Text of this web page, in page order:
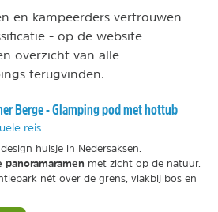
en kampeerders vertrouwen
- op de website
overzicht van alle
terugvinden.
Berge - Glamping pod met hottub
reis
huisje in Nedersaksen.
panoramaramen met zicht op de natuur.
nét over de grens, vlakbij bos en